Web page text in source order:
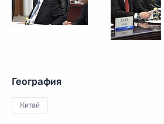
География
Китай